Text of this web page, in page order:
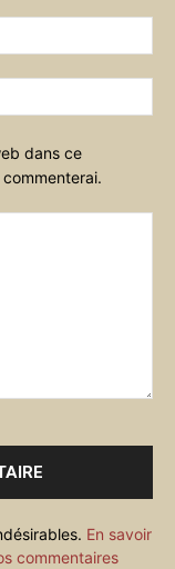
:*
:
dans ce
En savoir
commentaires